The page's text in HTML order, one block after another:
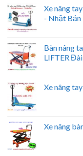
Xe nâng
- Nhật Bản
Bàn nâng
LIFTER
Xe nâng
Xe nâng